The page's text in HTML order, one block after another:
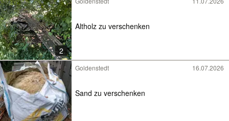
2
Altholz zu verschenken
Goldenstedt 16.07.2026
Sand zu verschenken